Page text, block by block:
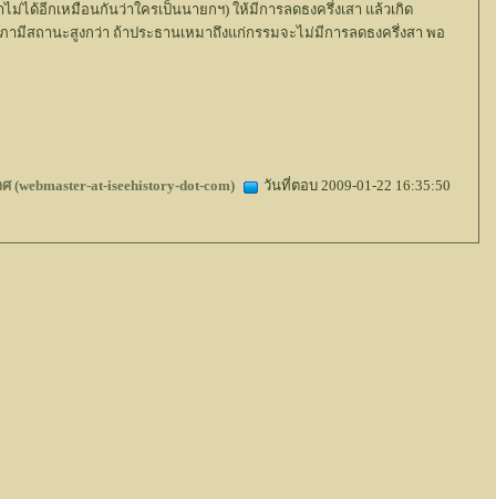
ได้อีกเหมือนกันว่าใครเป็นนายกฯ) ให้มีการลดธงครึ่งเสา แล้วเกิด
มีสถานะสูงกว่า ถ้าประธานเหมาถึงแก่กรรมจะไม่มีการลดธงครึ่งสา พอ
(webmaster-at-iseehistory-dot-com) วันที่ตอบ 2009-01-22 16:35:50